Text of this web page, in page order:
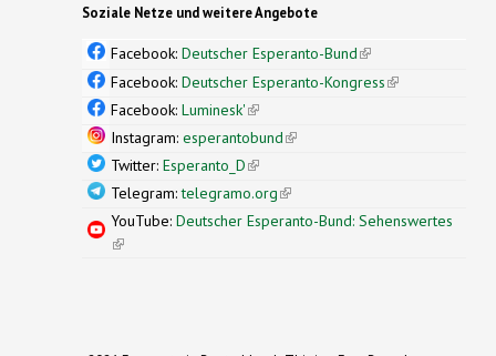
Soziale Netze und weitere Angebote
Facebook: Deutscher Esperanto-Bund(link is
external)
Facebook: Deutscher Esperanto-Kongress(link is
Facebook: Luminesk'(link is external)
Instagram: esperantobund(link is external)
Twitter: Esperanto_D(link is external)
Telegram:telegramo.org(link is external)
YouTube: Deutscher Esperanto-Bund: Sehenswertes
(link is external)